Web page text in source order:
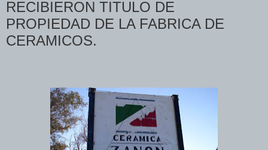
RECIBIERON TITULO DE
PROPIEDAD DE LA FABRICA DE
CERAMICOS.